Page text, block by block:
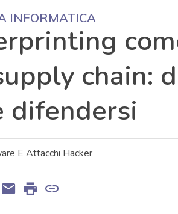
INFORMATICA
chain:
difendersi
E Attacchi Hacker